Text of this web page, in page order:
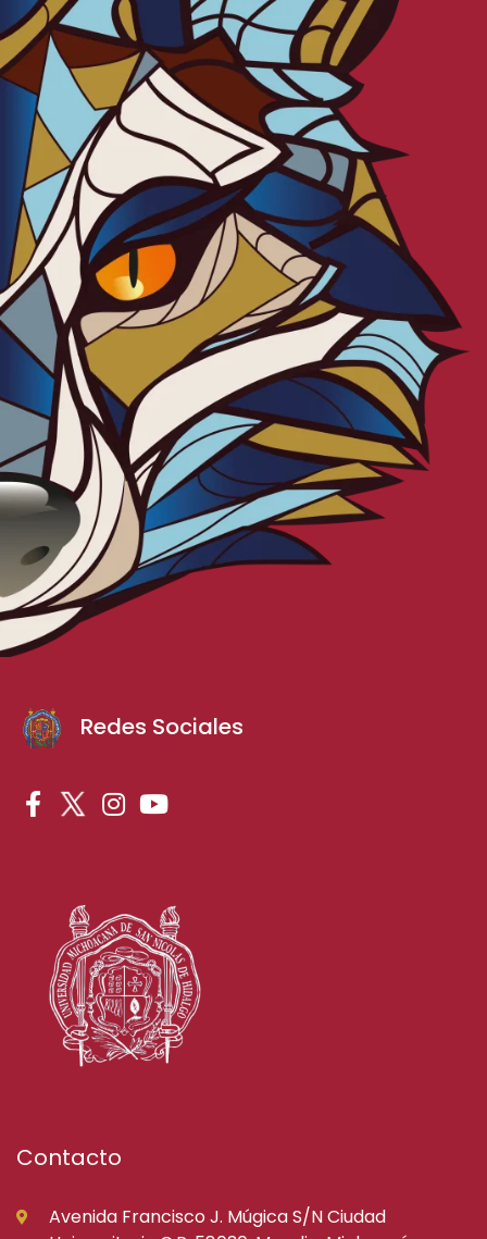
Redes Sociales
Contacto
Avenida Francisco J. Múgica S/N Ciudad